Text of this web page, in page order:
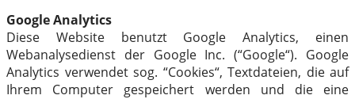
Google Analytics
Diese Website benutzt Google Analytics, einen
Webanalysedienst der Google Inc. (“Google“). Google
Analytics verwendet sog. “Cookies“, Textdateien, die auf
Ihrem Computer gespeichert werden und die eine